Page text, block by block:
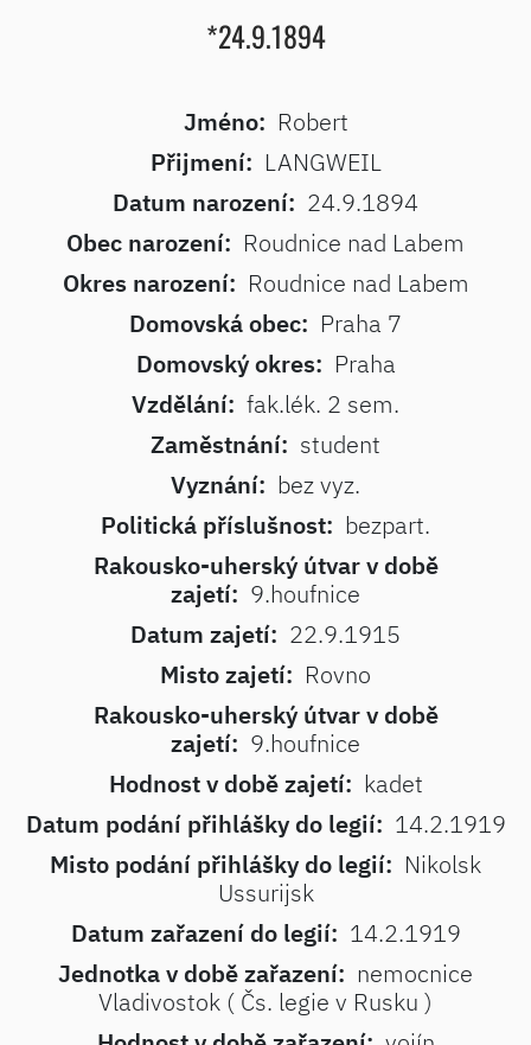
*24.9.1894
Jméno: Robert
Přijmení: LANGWEIL
Datum narození: 24.9.1894
Obec narození: Roudnice nad Labem
Okres narození: Roudnice nad Labem
Domovská obec: Praha 7
Domovský okres: Praha
Vzdělání: fak.lék. 2 sem.
Zaměstnání: student
Vyznání: bez vyz.
Politická příslušnost: bezpart.
Rakousko-uherský útvar v době
zajetí: 9.houfnice
Datum zajetí: 22.9.1915
Misto zajetí: Rovno
Rakousko-uherský útvar v době
zajetí: 9.houfnice
Hodnost v době zajetí: kadet
Datum podání přihlášky do legií: 14.2.1919
Misto podání přihlášky do legií: Nikolsk
Ussurijsk
Datum zařazení do legií: 14.2.1919
Jednotka v době zařazení: nemocnice
Vladivostok ( Čs. legie v Rusku )